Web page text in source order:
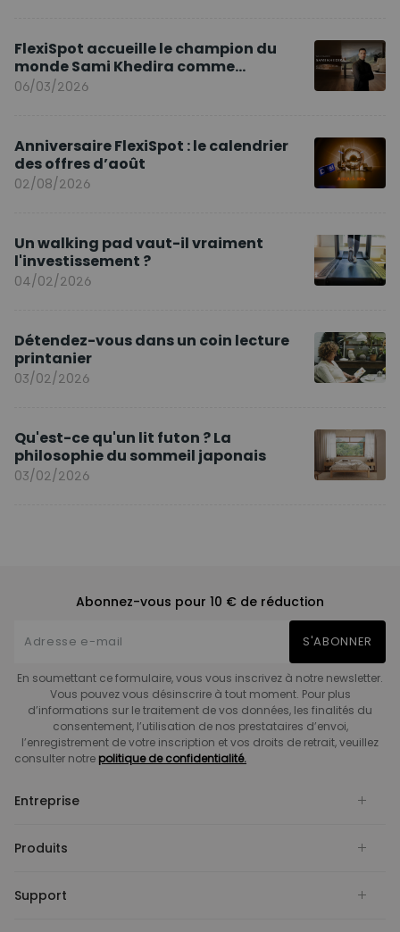
FlexiSpot accueille le champion du
monde Sami Khedira comme
ambassadeur de la marque en Europe
06/03/2026
Anniversaire FlexiSpot : le calendrier
des offres d’août
02/08/2026
Un walking pad vaut-il vraiment
l'investissement ?
04/02/2026
Détendez-vous dans un coin lecture
printanier
03/02/2026
Qu'est-ce qu'un lit futon ? La
philosophie du sommeil japonais
03/02/2026
Abonnez-vous pour 10 € de réduction
S'ABONNER
En soumettant ce formulaire, vous vous inscrivez à notre newsletter.
Vous pouvez vous désinscrire à tout moment. Pour plus
d’informations sur le traitement de vos données, les finalités du
consentement, l’utilisation de nos prestataires d’envoi,
l’enregistrement de votre inscription et vos droits de retrait, veuillez
consulter notre politique de confidentialité.
Entreprise
Produits
Support